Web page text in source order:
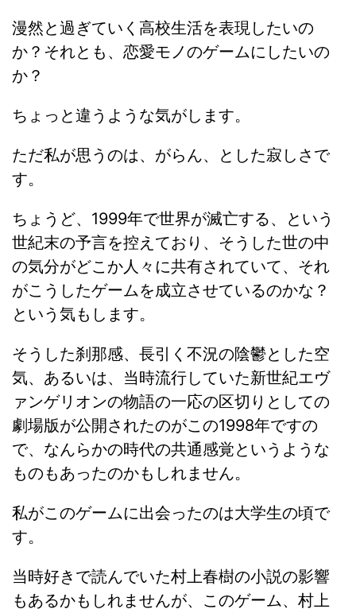
漫然と過ぎていく高校生活を表現したいの
か？それとも、恋愛モノのゲームにしたいの
か？
ちょっと違うような気がします。
ただ私が思うのは、がらん、とした寂しさで
す。
ちょうど、1999年で世界が滅亡する、という
世紀末の予言を控えており、そうした世の中
の気分がどこか人々に共有されていて、それ
がこうしたゲームを成立させているのかな？
という気もします。
そうした刹那感、長引く不況の陰鬱とした空
気、あるいは、当時流行していた新世紀エヴ
ァンゲリオンの物語の一応の区切りとしての
劇場版が公開されたのがこの1998年ですの
で、なんらかの時代の共通感覚というような
ものもあったのかもしれません。
私がこのゲームに出会ったのは大学生の頃で
す。
当時好きで読んでいた村上春樹の小説の影響
もあるかもしれませんが、このゲーム、村上